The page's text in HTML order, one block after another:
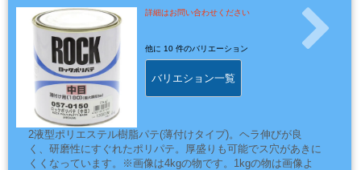
両
プ・
能
詳細はお問い合わせください
他に 10 件のバリエーション
バリエション一覧
2液型ポリエステル樹脂パテ(薄付けタイプ)。ヘラ伸びが良
く、研磨性にすぐれたポリパテ。厚盛りも可能でス穴があきに
くくなっています。※画像は4kgの物です。1kgの物は画像よ